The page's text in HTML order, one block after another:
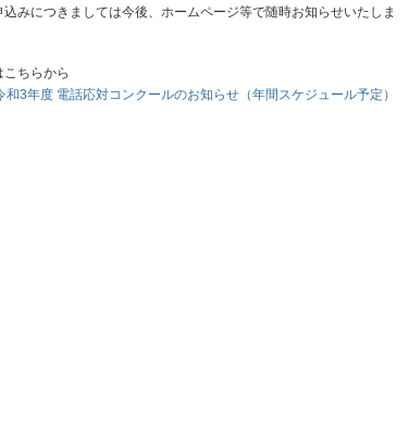
みにつきましては今後、ホームページ等で随時お知らせいたしま
こちらから
和3年度 電話応対コンクールのお知らせ（年間スケジュール予定）